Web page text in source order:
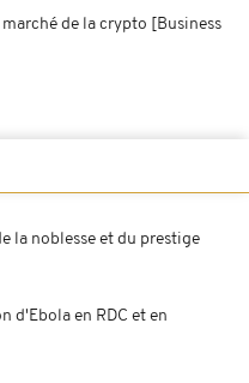
de la crypto [Business
la noblesse et du prestige
d'Ebola en RDC et en